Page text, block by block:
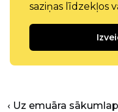
saziņas līdzekļos
‹ Uz emuāra